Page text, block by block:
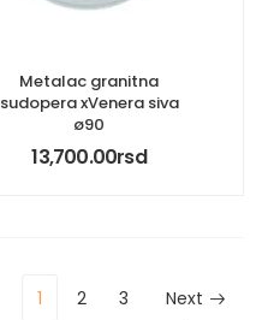
Metalac granitna
sudopera xVenera siva
ø90
13,700.00rsd
1 2 3 Next